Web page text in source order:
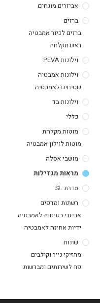
אביזרים מונחים
ברזים
ברזים לכיור אמבטיה
ראש מקלחת
וילונות PEVA
וילונות אמבטיה
שטיחים לאמבטיה
וילונות בד
כללי
מוטות מקלחת
מוטות לוילון אמבטיה
מושבי אסלה
מראות מגדילות
סדרת SL
רשתות ומדפים
אביזרי בטיחות לאמבטיה
ידיות אחיזה לאמבטיה
שונות
מחזיקי נייר וקולבים
פח לשירותים ומברשות